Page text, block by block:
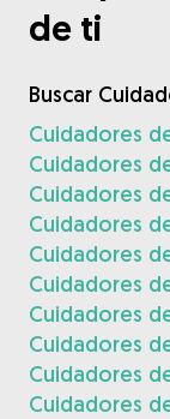
de ti
Buscar
Cuidadores
Cuidadores
Cuidadores
Cuidadores
Cuidadores
Cuidadores
Cuidadores
Cuidadores
Cuidadores
Cuidadores